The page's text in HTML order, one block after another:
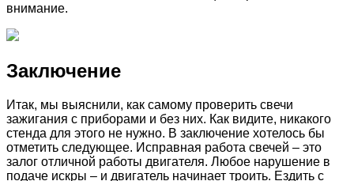
внимание.
Заключение
Итак, мы выяснили, как самому проверить свечи
зажигания с приборами и без них. Как видите, никакого
стенда для этого не нужно. В заключение хотелось бы
отметить следующее. Исправная работа свечей – это
залог отличной работы двигателя. Любое нарушение в
подаче искры – и двигатель начинает троить. Ездить с